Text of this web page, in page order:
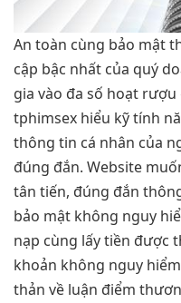
An toàn cùng bảo mật
cập bậc nhất của quý
gia vào đa số hoạt
tphimsex hiểu kỹ tính
thông tin cá nhân của
đúng đắn. Website
tân tiến, đúng đắn
bảo mật không nguy
nạp cùng lấy tiền được
khoản không nguy
thản về luận điểm